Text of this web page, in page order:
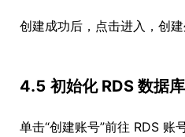
创建成功后，点击进入，创建
4.5 初始化 RDS 数据
单击“创建账号”前往 RDS 账